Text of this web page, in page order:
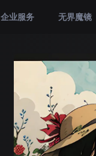
企业服务 无界魔镜